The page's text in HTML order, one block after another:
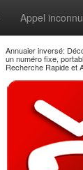
Appel inconnu
Annuaier inversé:
un numéro fixe,
Recherche Rapide et